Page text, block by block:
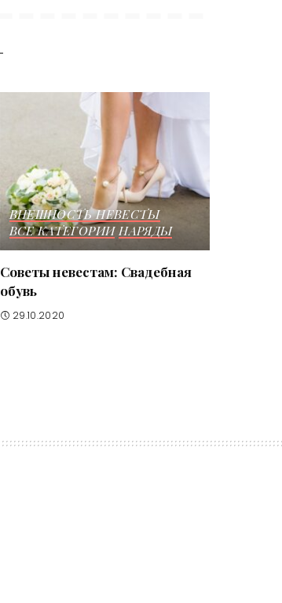
ВНЕШНОСТЬ НЕВЕСТЫ
ВСЕ КАТЕГОРИИ НАРЯДЫ
Советы невестам: Свадебная
обувь
29.10.2020